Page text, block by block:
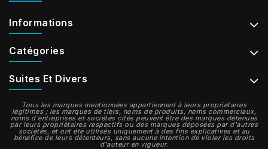
Informations
Catégories
Suites Et Divers
Tous les marques mentionnées appartiennent à leurs propriétaires
légitimes ; les marques de tiers, noms de produits, noms commerciaux,
noms d'entreprises et sociétés cités peuvent être des marques détenues
par leurs propriétaires respectifs ou des marques déposées par d'autres
sociétés, et ont été utilisés uniquement à des fins explicatives et au
bénéfice de leurs détenteurs, sans aucune intention de violer les droits
d'auteur en vigueur.